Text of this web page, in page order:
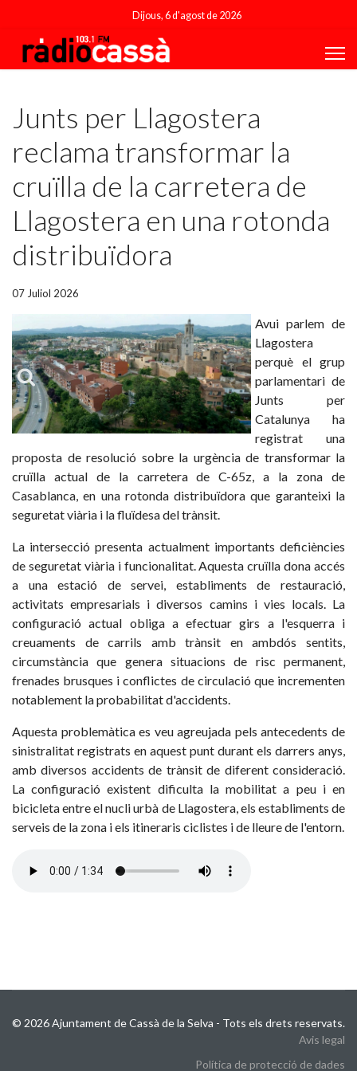
Dijous, 6 d'agost de 2026
Junts per Llagostera
reclama transformar la
cruïlla de la carretera de
Llagostera en una rotonda
distribuïdora
07 Juliol 2026
Avui parlem de
Llagostera
perquè el grup
parlamentari de
Junts per
Catalunya ha
registrat una
proposta de resolució sobre la urgència de transformar la
cruïlla actual de la carretera de C-65z, a la zona de
Casablanca, en una rotonda distribuïdora que garanteixi la
seguretat viària i la fluïdesa del trànsit.
La intersecció presenta actualment importants deficiències
de seguretat viària i funcionalitat. Aquesta cruïlla dona accés
a una estació de servei, establiments de restauració,
activitats empresarials i diversos camins i vies locals. La
configuració actual obliga a efectuar girs a l'esquerra i
creuaments de carrils amb trànsit en ambdós sentits,
circumstància que genera situacions de risc permanent,
frenades brusques i conflictes de circulació que incrementen
notablement la probabilitat d'accidents.
Aquesta problemàtica es veu agreujada pels antecedents de
sinistralitat registrats en aquest punt durant els darrers anys,
amb diversos accidents de trànsit de diferent consideració.
La configuració existent dificulta la mobilitat a peu i en
bicicleta entre el nucli urbà de Llagostera, els establiments de
serveis de la zona i els itineraris ciclistes i de lleure de l'entorn.
© 2026 Ajuntament de Cassà de la Selva - Tots els drets reservats.
Avis legal
Política de protecció de dades